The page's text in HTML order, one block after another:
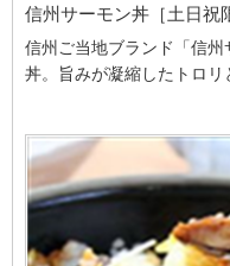
信州サーモン丼［土日祝
信州ご当地ブランド「信
丼。旨みが凝縮したトロリ